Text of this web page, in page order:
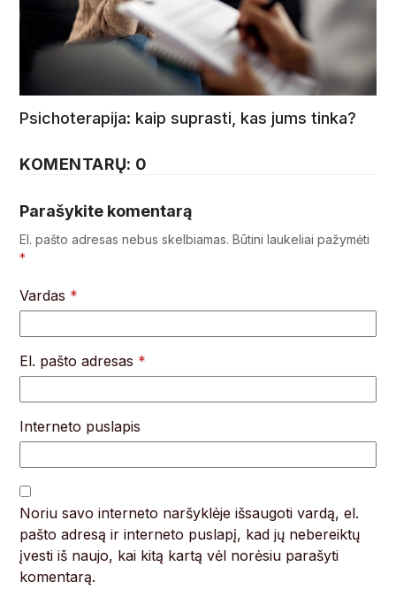
Psichoterapija: kaip suprasti, kas jums tinka?
KOMENTARŲ: 0
Parašykite komentarą
El. pašto adresas nebus skelbiamas. Būtini laukeliai pažymėti
*
Vardas *
El. pašto adresas *
Interneto puslapis
Noriu savo interneto naršyklėje išsaugoti vardą, el.
pašto adresą ir interneto puslapį, kad jų nebereiktų
įvesti iš naujo, kai kitą kartą vėl norėsiu parašyti
komentarą.